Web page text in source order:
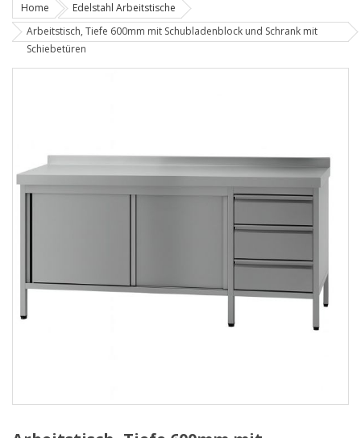
Home
Edelstahl Arbeitstische
Arbeitstisch, Tiefe 600mm mit Schubladenblock und Schrank mit
Schiebetüren